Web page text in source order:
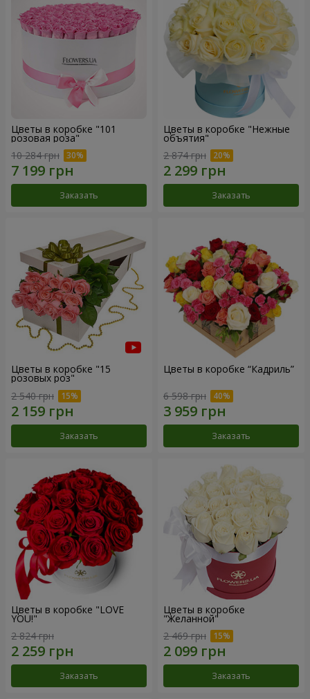
Цветы в коробке "101
розовая роза"
10 284 грн
Заказать
Цветы в коробке "Нежные
объятия"
2 874 грн
Заказать
Цветы в коробке "15
розовых роз"
2 540 грн
Заказать
Цветы в коробке “Кадриль”
6 598 грн
Заказать
Цветы в коробке "LOVE
YOU!"
2 824 грн
Заказать
Цветы в коробке
"Желанной"
2 469 грн
Заказать